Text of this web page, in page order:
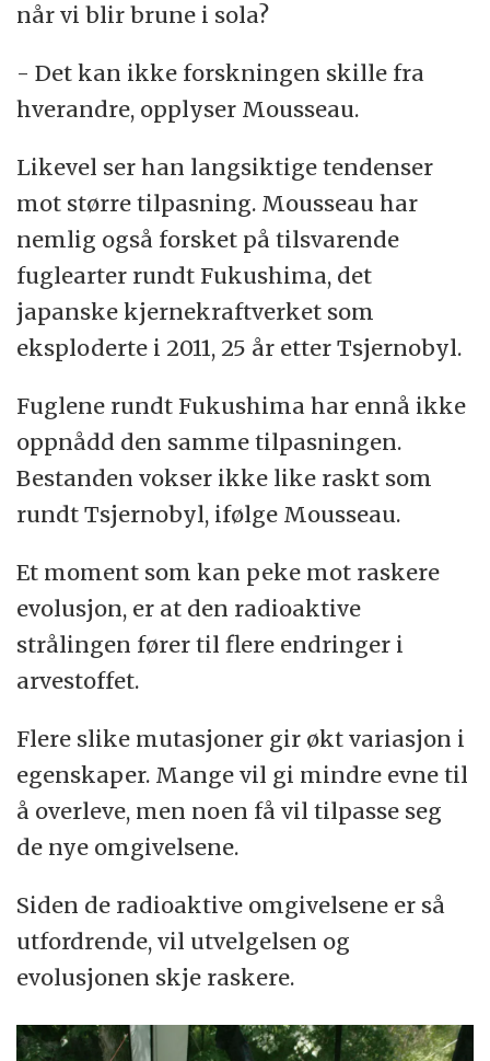
når vi blir brune i sola?
- Det kan ikke forskningen skille fra
hverandre, opplyser Mousseau.
Likevel ser han langsiktige tendenser
mot større tilpasning. Mousseau har
nemlig også forsket på tilsvarende
fuglearter rundt Fukushima, det
japanske kjernekraftverket som
eksploderte i 2011, 25 år etter Tsjernobyl.
Fuglene rundt Fukushima har ennå ikke
oppnådd den samme tilpasningen.
Bestanden vokser ikke like raskt som
rundt Tsjernobyl, ifølge Mousseau.
Et moment som kan peke mot raskere
evolusjon, er at den radioaktive
strålingen fører til flere endringer i
arvestoffet.
Flere slike mutasjoner gir økt variasjon i
egenskaper. Mange vil gi mindre evne til
å overleve, men noen få vil tilpasse seg
de nye omgivelsene.
Siden de radioaktive omgivelsene er så
utfordrende, vil utvelgelsen og
evolusjonen skje raskere.